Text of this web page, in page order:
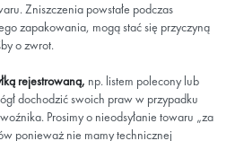
Zniszczenia powstałe podczas
zapakowania, mogą stać się przyczyną
o zwrot.
rejestrowaną, np. listem polecony lub
dochodzić swoich praw w przypadku
Prosimy o nieodsyłanie towaru „za
ponieważ nie mamy technicznej